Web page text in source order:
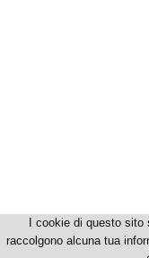
I cookie di questo
raccolgono alcuna tua